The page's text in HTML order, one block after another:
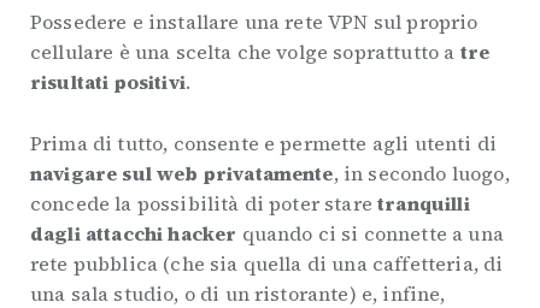
Possedere e installare una rete VPN sul proprio
cellulare è una scelta che volge soprattutto a tre
risultati positivi.
Prima di tutto, consente e permette agli utenti di
navigare sul web privatamente, in secondo luogo,
concede la possibilità di poter staretranquilli
dagli attacchi hacker quando ci si connette a una
rete pubblica (che sia quella di una caffetteria, di
una sala studio, o di un ristorante) e, infine,